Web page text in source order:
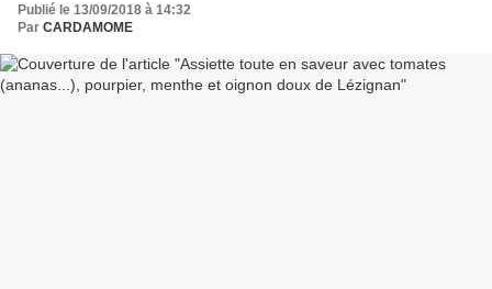
Publié le 13/09/2018 à 14:32
Par CARDAMOME